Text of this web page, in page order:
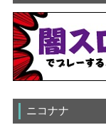
ニコナナ